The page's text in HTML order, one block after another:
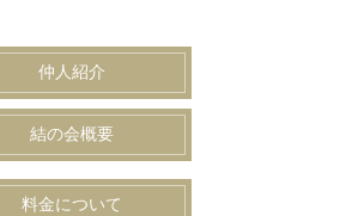
仲人紹介
結の会概要
料金について